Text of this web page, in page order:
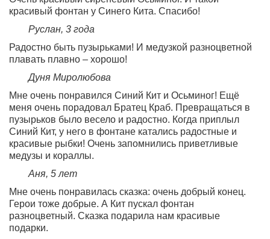
красивый фонтан у Синего Кита. Спасибо!
Руслан, 3 года
Радостно быть пузырьками! И медузкой разноцветной
плавать плавно – хорошо!
Дуня Миролюбова
Мне очень понравился Синий Кит и Осьминог! Ещё
меня очень порадовал Братец Краб. Превращаться в
пузырьков было весело и радостно. Когда приплыл
Синий Кит, у него в фонтане катались радостные и
красивые рыбки! Очень запомнились приветливые
медузы и кораллы.
Аня, 5 лет
Мне очень понравилась сказка: очень добрый конец.
Герои тоже добрые. А Кит пускал фонтан
разноцветный. Сказка подарила нам красивые
подарки.